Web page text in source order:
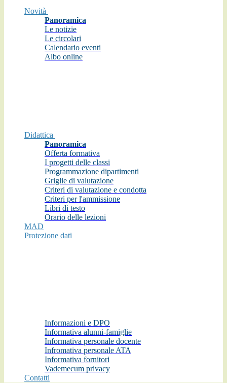
Novità
Panoramica
Le notizie
Le circolari
Calendario eventi
Albo online
Didattica
Panoramica
Offerta formativa
I progetti delle classi
Programmazione dipartimenti
Griglie di valutazione
Criteri di valutazione e condotta
Criteri per l'ammissione
Libri di testo
Orario delle lezioni
MAD
Protezione dati
Informazioni e DPO
Informativa alunni-famiglie
Informativa personale docente
Infromativa personale ATA
Informativa fornitori
Vademecum privacy
Contatti